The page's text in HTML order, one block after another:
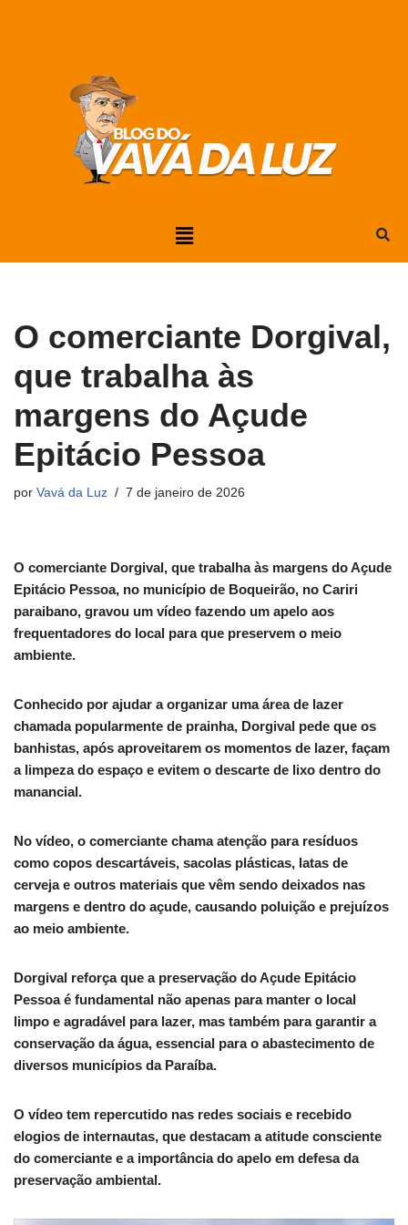
O comerciante Dorgival,
que trabalha às
margens do Açude
Epitácio Pessoa
por Vavá da Luz 7 de janeiro de 2026
O comerciante Dorgival, que trabalha às margens do Açude
Epitácio Pessoa, no município de Boqueirão, no Cariri
paraibano, gravou um vídeo fazendo um apelo aos
frequentadores do local para que preservem o meio
ambiente.
Conhecido por ajudar a organizar uma área de lazer
chamada popularmente de prainha, Dorgival pede que os
banhistas, após aproveitarem os momentos de lazer, façam
a limpeza do espaço e evitem o descarte de lixo dentro do
manancial.
No vídeo, o comerciante chama atenção para resíduos
como copos descartáveis, sacolas plásticas, latas de
cerveja e outros materiais que vêm sendo deixados nas
margens e dentro do açude, causando poluição e prejuízos
ao meio ambiente.
Dorgival reforça que a preservação do Açude Epitácio
Pessoa é fundamental não apenas para manter o local
limpo e agradável para lazer, mas também para garantir a
conservação da água, essencial para o abastecimento de
diversos municípios da Paraíba.
O vídeo tem repercutido nas redes sociais e recebido
elogios de internautas, que destacam a atitude consciente
do comerciante e a importância do apelo em defesa da
preservação ambiental.